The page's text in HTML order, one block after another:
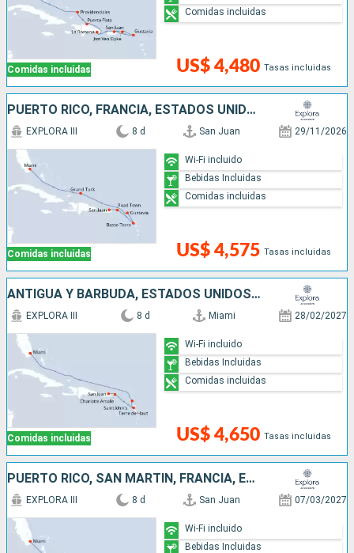
Comidas incluidas US$ 4,480 Tasas incluidas
Comidas incluidas
PUERTO RICO, FRANCIA, ESTADOS UNIDOS
Comidas incluidas
EXPLORA III 8 d San Juan 29/11/2026
US$ 4,575 Tasas incluidas
Wi-Fi incluido
Bebidas Incluidas
Comidas incluidas
ANTIGUA Y BARBUDA, ESTADOS UNIDOS, PUERTO RICO
Comidas incluidas
EXPLORA III 8 d Miami 28/02/2027
US$ 4,650 Tasas incluidas
Wi-Fi incluido
Bebidas Incluidas
Comidas incluidas
PUERTO RICO, SAN MARTÍN, FRANCIA, ESTADOS UNIDOS
EXPLORA III 8 d San Juan 07/03/2027
Wi-Fi incluido
Bebidas Incluidas